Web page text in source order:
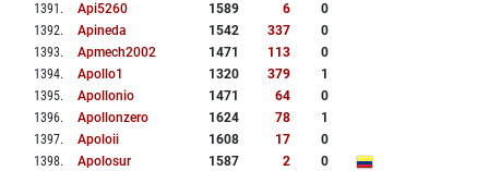
1391 . Api5260 1589 6
0
1392. Apineda 1542 337
0
1393. Apmech2002 1471 113
0
1394. Apollo1 1320 379
1
1395. Apollonio 1471 64
0
1396. Apollonzero 1624 78
1
1397. Apoloii 1608 17
0
1398. Apolosur 1587 2
0